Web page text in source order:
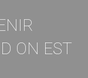
ON EST